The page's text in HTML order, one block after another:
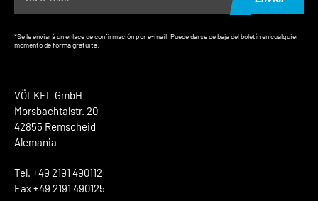
VÖLKEL GmbH
Morsbachtalstr. 20
42855 Remscheid
Alemania
Tel. +49 2191 490112
Fax +49 2191 490125
*Se le enviará un enlace de confirmación por e-mail. Puede darse de baja del boletín en cualquier
momento de forma gratuita.